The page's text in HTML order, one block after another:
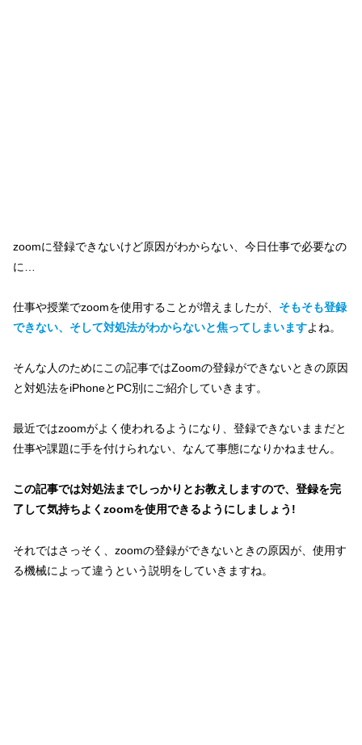
zoomに登録できないけど原因がわからない、今日仕事で必要なの
に…
仕事や授業でzoomを使用することが増えましたが、 そもそも登録
できない、そして対処法がわからないと焦ってしまいますよね。
そんな人のためにこの記事ではZoomの登録ができないときの原因
と対処法をiPhoneとPC別にご紹介していきます。
最近ではzoomがよく使われるようになり、登録できないままだと
仕事や課題に手を付けられない、なんて事態になりかねません。
この記事では対処法までしっかりとお教えしますので、登録を完
了して気持ちよくzoomを使用できるようにしましょう!
それではさっそく、zoomの登録ができないときの原因が、使用す
る機械によって違うという説明をしていきますね。